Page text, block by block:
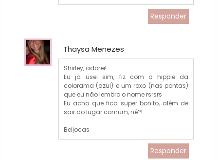
Responder
Thaysa Menezes
Shirley, adorei!
Eu já usei sim, fiz com o hippie da
colorama (azul) e um roxo (nas pontas)
que eu não lembro o nome rsrsrs
Eu acho que fica super bonito, além de
sair do lugar comum, né?!
Beijocas
Responder